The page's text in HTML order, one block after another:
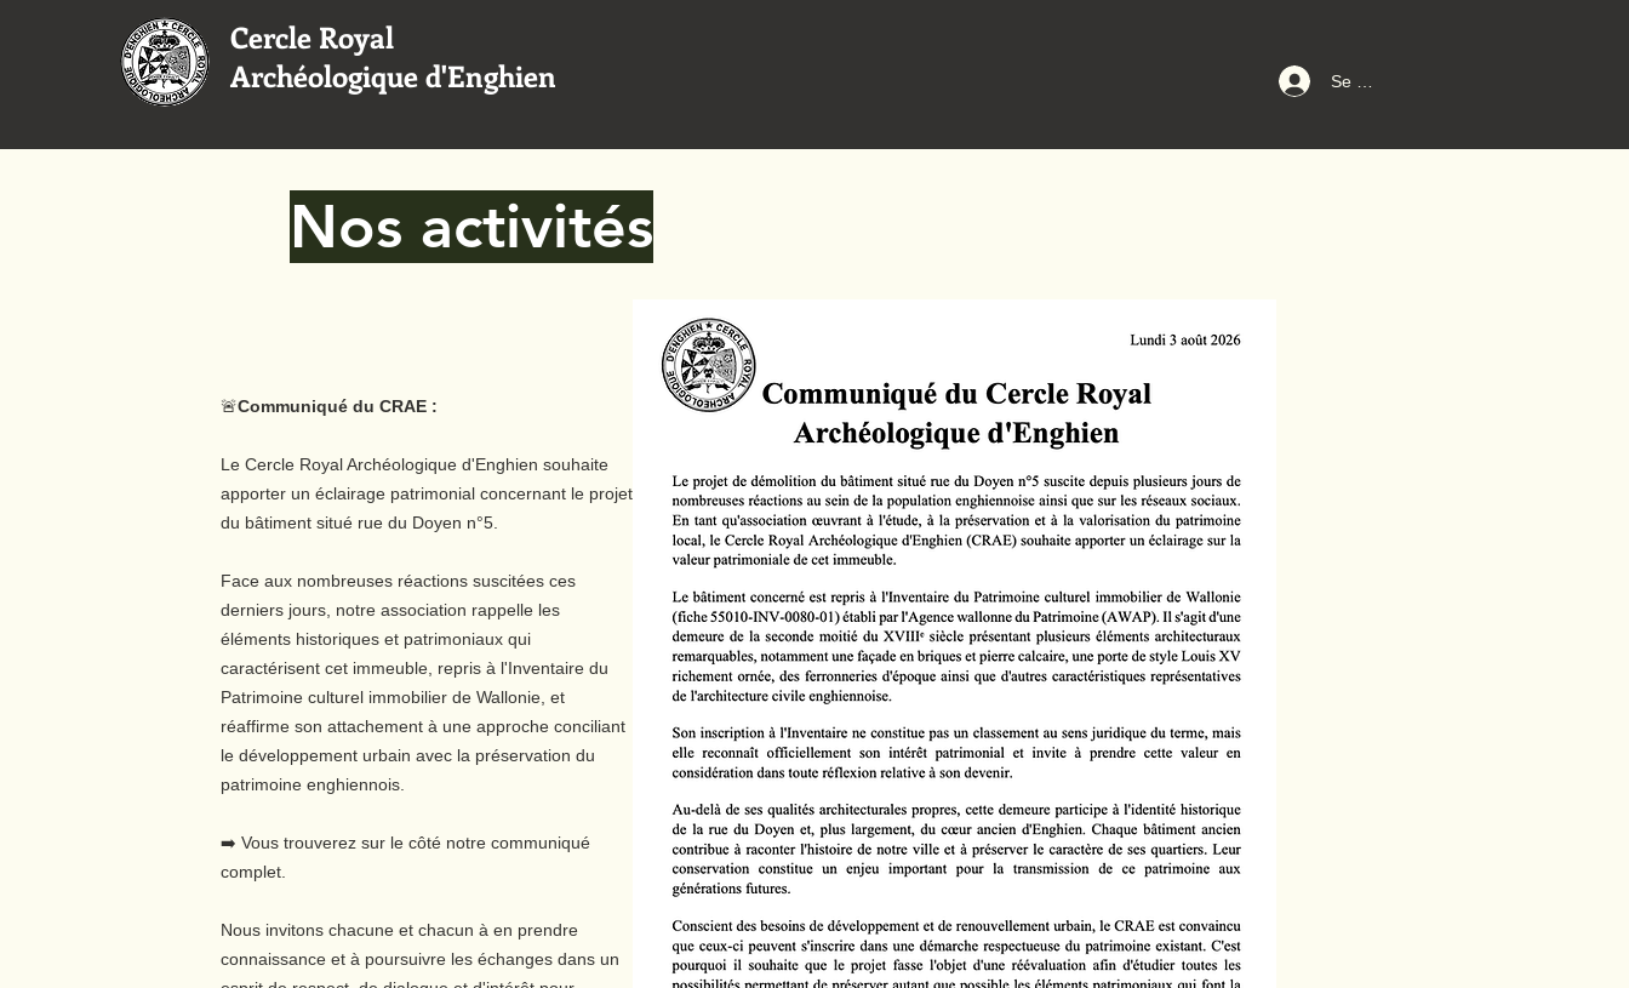
Cercle Royal
Archéologique d'Enghien
Se connecter
Nos activités
🚨Communiqué du CRAE :
Le Cercle Royal Archéologique d'Enghien souhaite
apporter un éclairage patrimonial concernant le projet
du bâtiment situé rue du Doyen n°5.
Face aux nombreuses réactions suscitées ces
derniers jours, notre association rappelle les
éléments historiques et patrimoniaux qui
caractérisent cet immeuble, repris à l'Inventaire du
Patrimoine culturel immobilier de Wallonie, et
réaffirme son attachement à une approche conciliant
le développement urbain avec la préservation du
patrimoine enghiennois.
➡️ Vous trouverez sur le côté notre communiqué
complet.
Nous invitons chacune et chacun à en prendre
connaissance et à poursuivre les échanges dans un